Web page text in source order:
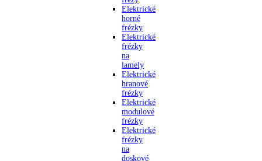
Elektrické
horné
frézky
Elektrické
frézky
na
lamely
Elektrické
hranové
frézky
Elektrické
modulové
frézky
Elektrické
frézky
na
doskové